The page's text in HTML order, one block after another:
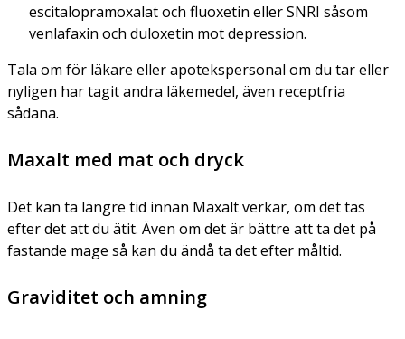
escitalopramoxalat och fluoxetin eller SNRI såsom
venlafaxin och duloxetin mot depression.
Tala om för läkare eller apotekspersonal om du tar eller
nyligen har tagit andra läkemedel, även receptfria
sådana.
Maxalt med mat och dryck
Det kan ta längre tid innan Maxalt verkar, om det tas
efter det att du ätit. Även om det är bättre att ta det på
fastande mage så kan du ändå ta det efter måltid.
Graviditet och amning